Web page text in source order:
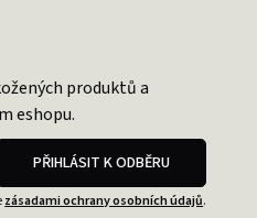
produktů a
eshopu.
PŘIHLÁSIT K ODBĚRU
zásadami ochrany osobních údajů.